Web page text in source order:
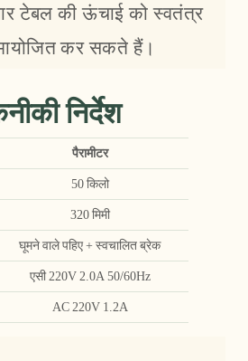
टेबल की ऊंचाई को स्वतंत्र
कर सकते हैं।
निर्देश
पैरामीटर
50 किलो
320 मिमी
घूमने वाले पहिए + स्वचालित ब्रेक
एसी 220V 2.0A 50/60Hz
AC 220V 1.2A